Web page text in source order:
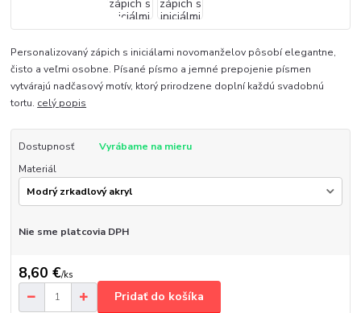
Personalizovaný zápich s iniciálami novomanželov pôsobí elegantne,
čisto a veľmi osobne. Písané písmo a jemné prepojenie písmen
vytvárajú nadčasový motív, ktorý prirodzene doplní každú svadobnú
tortu. celý popis
Dostupnosť
Vyrábame na mieru
Materiál
Nie sme platcovia DPH
8,60 €/ks
Pridať do košíka